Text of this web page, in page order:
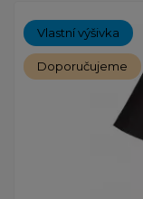
Vlastní výšivka
Doporučujeme